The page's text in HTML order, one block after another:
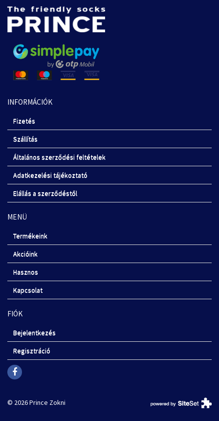
INFORMÁCIÓK
Fizetés
Szállítás
Általános szerződési feltételek
Adatkezelési tájékoztató
Elállás a szerződéstől
MENÜ
Termékeink
Akcióink
Hasznos
Kapcsolat
FIÓK
Bejelentkezés
Regisztráció
© 2026 Prince Zokni